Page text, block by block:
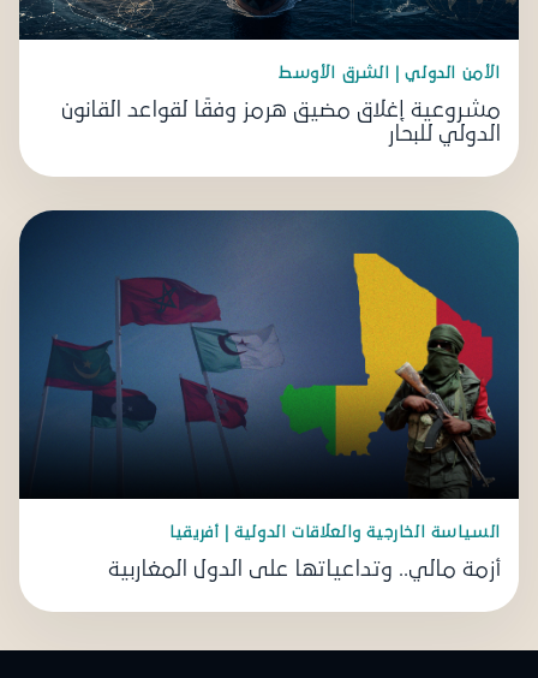
الأمن الدولي | الشرق الأوسط
مشروعية إغلاق مضيق هرمز وفقًا لقواعد القانون
الدولي للبحار
السياسة الخارجية والعلاقات الدولية | أفريقيا
أزمة مالي.. وتداعياتها على الدول المغاربية